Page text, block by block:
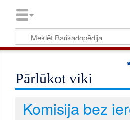
Pārlūkot viki
Komisija bez